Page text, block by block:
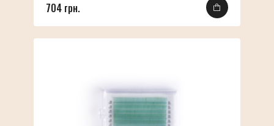
704 грн.